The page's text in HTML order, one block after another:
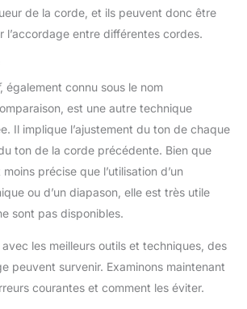
de la corde, et ils peuvent donc être
l’accordage entre différentes cordes.
, également connu sous le nom
est une autre technique
Il implique l’ajustement du ton de chaque
ton de la corde précédente. Bien que
précise que l’utilisation d’un
ou d’un diapason, elle est très utile
sont pas disponibles.
les meilleurs outils et techniques, des
peuvent survenir. Examinons maintenant
courantes et comment les éviter.